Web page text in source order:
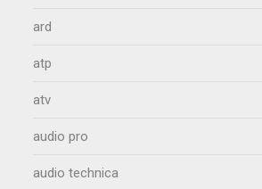
ard
atp
atv
audio pro
audio technica